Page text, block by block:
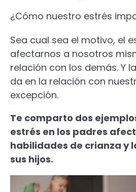
¿Cómo nuestro estrés
Sea cual sea el motivo, el
afectarnos a nosotros
relación con los demás. Y
da en la relación con
excepción.
Te comparto dos
estrés en los padres
habilidades de crianza y
sus hijos.